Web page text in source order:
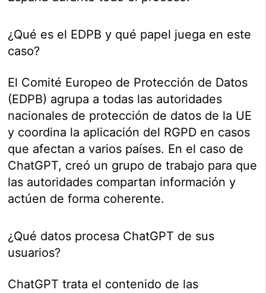
¿Qué es el EDPB y qué papel juega en este
caso?
El Comité Europeo de Protección de Datos
(EDPB) agrupa a todas las autoridades
nacionales de protección de datos de la UE
y coordina la aplicación del RGPD en casos
que afectan a varios países. En el caso de
ChatGPT, creó un grupo de trabajo para que
las autoridades compartan información y
actúen de forma coherente.
¿Qué datos procesa ChatGPT de sus
usuarios?
ChatGPT trata el contenido de las